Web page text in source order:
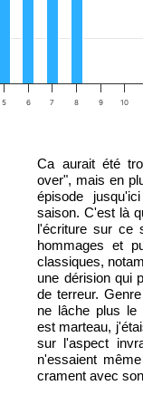
5 6 7 8 9 10
Ca aurait été
over", mais en
épisode
saison. C'est là
l'écriture sur ce
hommages et
classiques,
une dérision qui
de terreur.
ne lâche plus le
est marteau,
sur l'aspect
n'essaient
crament avec